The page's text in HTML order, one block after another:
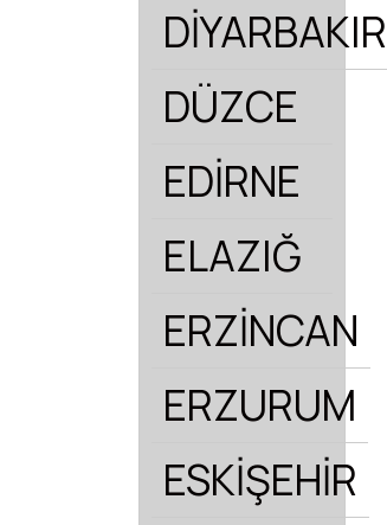
DİYARBAKIR
DÜZCE
EDİRNE
ELAZIĞ
ERZİNCAN
ERZURUM
ESKİŞEHİR